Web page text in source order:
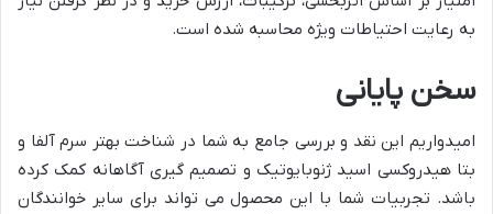
به رعایت احتیاطات ویژه محاسبه شده است.
سخن پایانی
امیدواریم این نقد و بررسی جامع به شما در شناخت بهتر سرم آلفا و
بتا هیدروکسی اسید ژنوبایوتیک و تصمیم گیری آگاهانه کمک کرده
باشد. تجربیات شما با این محصول می تواند برای سایر خوانندگان